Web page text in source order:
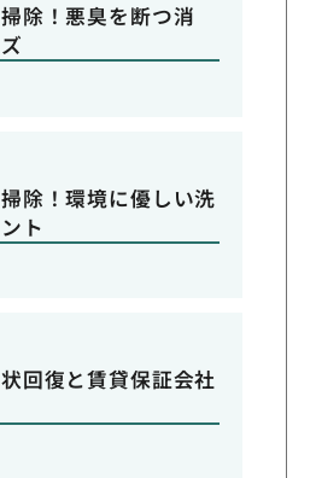
除！悪臭を断つ消
除！環境に優しい洗
ト
回復と賃貸保証会社